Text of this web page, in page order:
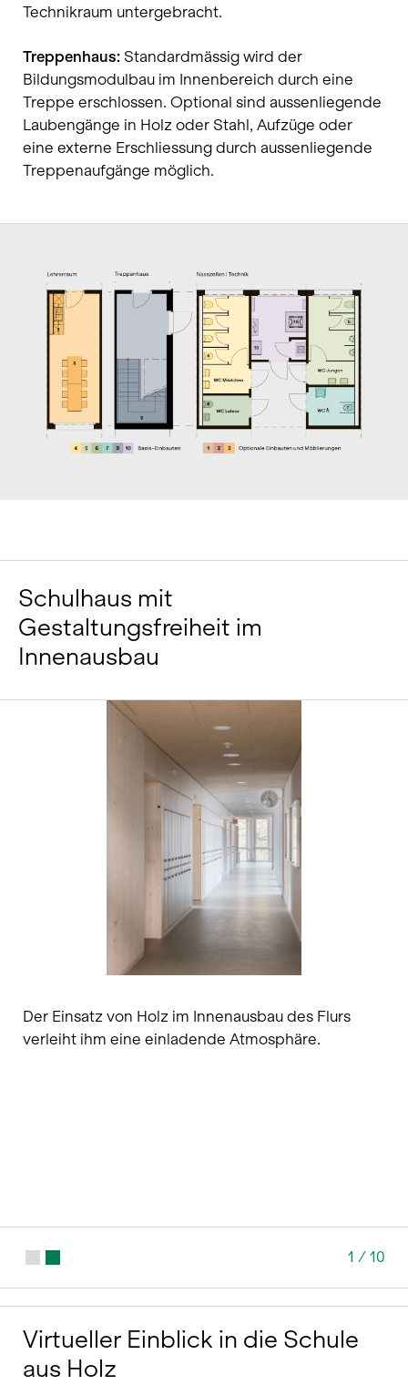
Technikraum untergebracht.
Treppenhaus: Standardmässig wird der
Bildungsmodulbau im Innenbereich durch eine
Treppe erschlossen. Optional sind aussenliegende
Laubengänge in Holz oder Stahl, Aufzüge oder
eine externe Erschliessung durch aussenliegende
Treppenaufgänge möglich.
Schulhaus mit
Gestaltungsfreiheit im
Innenausbau
1 / 10
Der Einsatz von Holz im Innenausbau des Flurs
verleiht ihm eine einladende Atmosphäre.
Virtueller Einblick in die Schule
aus Holz